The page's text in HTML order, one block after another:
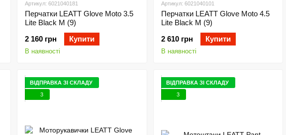
Артикул: 6021040181
Перчатки LEATT Glove Moto 3.5
Lite Black M (9)
2 160 грн
Купити
В наявності
Артикул: 6021040101
Перчатки LEATT Glove Moto 4.5
Lite Black M (9)
2 610 грн
Купити
В наявності
ВІДПРАВКА ЗІ СКЛАДУ
3
ВІДПРАВКА ЗІ СКЛАДУ
3